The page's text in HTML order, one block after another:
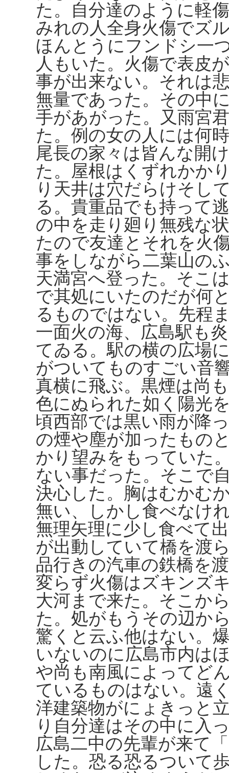
た。自分達のように軽
みれの人全身火傷でズ
ほんとうにフンドシ一
人もいた。火傷で表皮
事が出来ない。それは
無量であった。その中
手があがった。又雨宮
た。例の女の人には何
尾長の家々は皆んな開
た。屋根はくずれかか
り天井は穴だらけそし
る。貴重品でも持って
の中を走り廻り無残な
たので友達とそれを火
事をしながら二葉山の
天満宮へ登った。そこ
で其処にいたのだが何
るものではない。先程
一面火の海、広島駅も
てゐる。駅の横の広場
がついてものすごい音
真横に飛ぶ。黒煙は尚
色にぬられた如く陽光
頃西部では黒い雨が降
の煙や塵が加ったもの
かり望みをもっていた
ない事だった。そこで
決心した。胸はむかむ
無い、しかし食べなけ
無理矢理に少し食べて
が出動していて橋を渡
品行きの汽車の鉄橋を
変らず火傷はズキンズ
大河まで来た。そこか
た。処がもうその辺か
驚くと云ふ他はない。
いないのに広島市内は
や尚も南風によってど
ているものはない。遠
洋建築物がにょきっと
り自分達はその中に入
広島二中の先輩が来て
した。恐る恐るついて